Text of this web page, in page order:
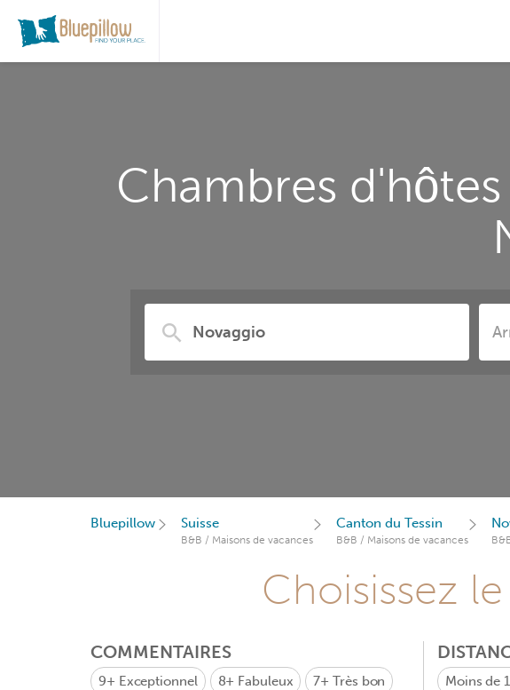
Chambres
Bluepillow Suisse
B&B / Maisons de vacances
Canton du Tessin
B&B / Maisons de vacances
Choisissez
COMMENTAIRES
9+ Exceptionnel 8+ Fabuleux 7+Très bon Moins de